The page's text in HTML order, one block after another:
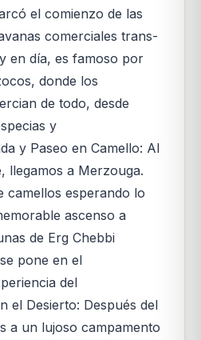
el comienzo de las
comerciales trans-
en día, es famoso por
donde los
de todo, desde
y
y Paseo en Camello: Al
llegamos a Merzouga.
camellos esperando lo
ascenso a
de Erg Chebbi
pone en el
del
el Desierto: Después del
a un lujoso campamento